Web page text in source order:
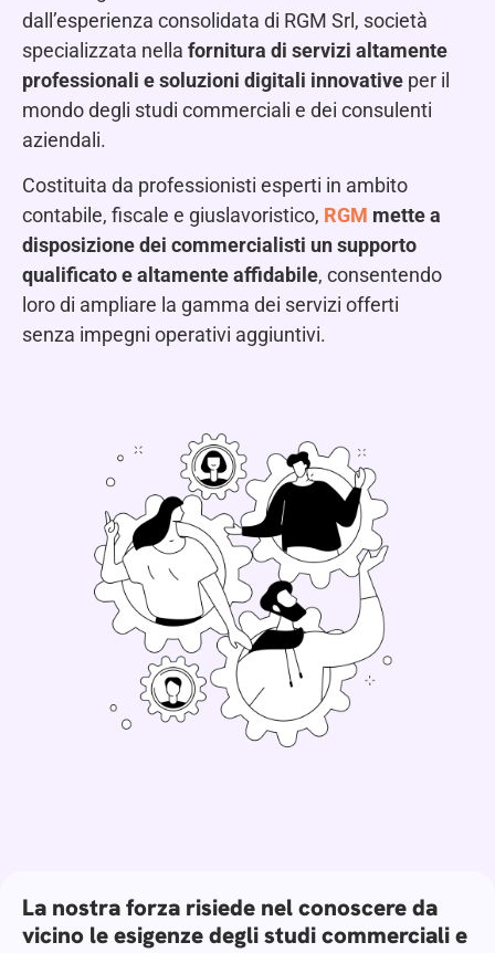
dall’esperienza consolidata di RGM Srl, società
specializzata nella fornitura di servizi altamente
professionali e soluzioni digitali innovative per il
mondo degli studi commerciali e dei consulenti
aziendali.
Costituita da professionisti esperti in ambito
contabile, fiscale e giuslavoristico, RGM mette a
disposizione dei commercialisti un supporto
qualificato e altamente affidabile, consentendo
loro di ampliare la gamma dei servizi offerti
senza impegni operativi aggiuntivi.
La nostra forza risiede nel conoscere da
vicino le esigenze degli studi commerciali e